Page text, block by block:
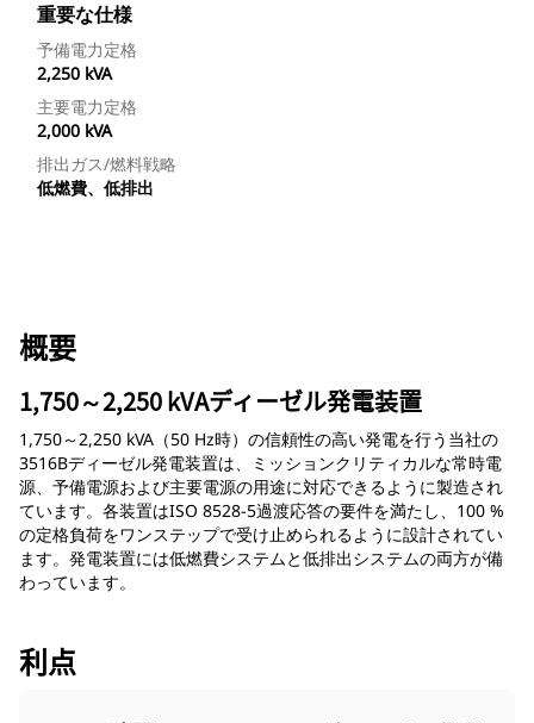
重要な仕様
予備電力定格
2,250 kVA
主要電力定格
2,000 kVA
排出ガス/燃料戦略
低燃費、低排出
概要
1,750～2,250 kVAディーゼル発電装置
1,750～2,250 kVA（50 Hz時）の信頼性の高い発電を行う当社の
3516Bディーゼル発電装置は、ミッションクリティカルな常時電
源、予備電源および主要電源の用途に対応できるように製造され
ています。各装置はISO 8528-5過渡応答の要件を満たし、100 %
の定格負荷をワンステップで受け止められるように設計されてい
ます。発電装置には低燃費システムと低排出システムの両方が備
わっています。
利点